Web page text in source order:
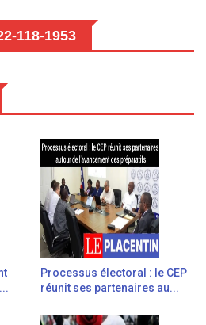
118-1953
Processus électoral : le CEP
réunit ses partenaires au...